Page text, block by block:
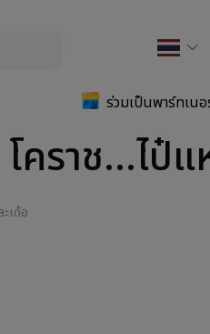
ร่วมเป็นพาร์ทเนอ
ราช...ไป๋แ
เด้อ